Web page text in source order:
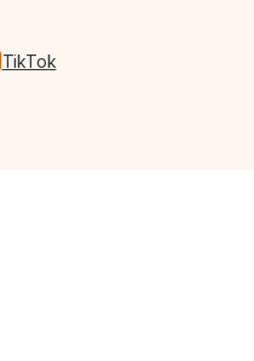
TikTok